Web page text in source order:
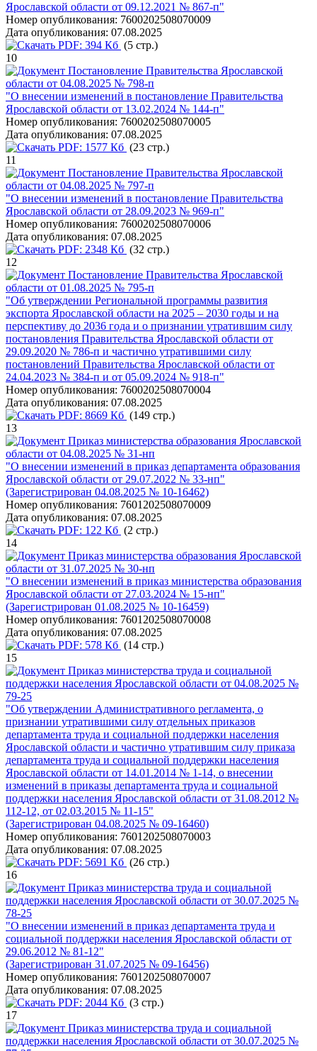
Ярославской области от 09.12.2021 № 867-п"
Номер опубликования: 7600202508070009
Дата опубликования: 07.08.2025
PDF: 394 Кб (5 стр.)
10
Постановление Правительства Ярославской
области от 04.08.2025 № 798-п
"О внесении изменений в постановление Правительства
Ярославской области от 13.02.2024 № 144-п"
Номер опубликования: 7600202508070005
Дата опубликования: 07.08.2025
PDF: 1577 Кб (23 стр.)
11
Постановление Правительства Ярославской
области от 04.08.2025 № 797-п
"О внесении изменений в постановление Правительства
Ярославской области от 28.09.2023 № 969-п"
Номер опубликования: 7600202508070006
Дата опубликования: 07.08.2025
PDF: 2348 Кб (32 стр.)
12
Постановление Правительства Ярославской
области от 01.08.2025 № 795-п
"Об утверждении Региональной программы развития
экспорта Ярославской области на 2025 – 2030 годы и на
перспективу до 2036 года и о признании утратившим силу
постановления Правительства Ярославской области от
29.09.2020 № 786-п и частично утратившими силу
постановлений Правительства Ярославской области от
24.04.2023 № 384-п и от 05.09.2024 № 918-п"
Номер опубликования: 7600202508070004
Дата опубликования: 07.08.2025
PDF: 8669 Кб (149 стр.)
13
Приказ министерства образования Ярославской
области от 04.08.2025 № 31-нп
"О внесении изменений в приказ департамента образования
Ярославской области от 29.07.2022 № 33-нп"
(Зарегистрирован 04.08.2025 № 10-16462)
Номер опубликования: 7601202508070009
Дата опубликования: 07.08.2025
PDF: 122 Кб (2 стр.)
14
Приказ министерства образования Ярославской
области от 31.07.2025 № 30-нп
"О внесении изменений в приказ министерства образования
Ярославской области от 27.03.2024 № 15-нп"
(Зарегистрирован 01.08.2025 № 10-16459)
Номер опубликования: 7601202508070008
Дата опубликования: 07.08.2025
PDF: 578 Кб (14 стр.)
15
Приказ министерства труда и социальной
поддержки населения Ярославской области от 04.08.2025 №
79-25
"Об утверждении Административного регламента, о
признании утратившими силу отдельных приказов
департамента труда и социальной поддержки населения
Ярославской области и частично утратившим силу приказа
департамента труда и социальной поддержки населения
Ярославской области от 14.01.2014 № 1-14, о внесении
изменений в приказы департамента труда и социальной
поддержки населения Ярославской области от 31.08.2012 №
112-12, от 02.03.2015 № 11-15"
(Зарегистрирован 04.08.2025 № 09-16460)
Номер опубликования: 7601202508070003
Дата опубликования: 07.08.2025
PDF: 5691 Кб (26 стр.)
16
Приказ министерства труда и социальной
поддержки населения Ярославской области от 30.07.2025 №
78-25
"О внесении изменений в приказ департамента труда и
социальной поддержки населения Ярославской области от
29.06.2012 № 81-12"
(Зарегистрирован 31.07.2025 № 09-16456)
Номер опубликования: 7601202508070007
Дата опубликования: 07.08.2025
PDF: 2044 Кб (3 стр.)
17
Приказ министерства труда и социальной
поддержки населения Ярославской области от 30.07.2025 №